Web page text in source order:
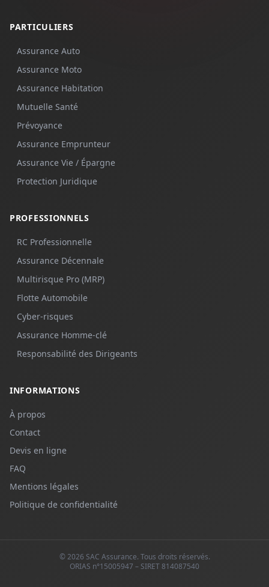
PARTICULIERS
Assurance Auto
Assurance Moto
Assurance Habitation
Mutuelle Santé
Prévoyance
Assurance Emprunteur
Assurance Vie / Épargne
Protection Juridique
PROFESSIONNELS
RC Professionnelle
Assurance Décennale
Multirisque Pro (MRP)
Flotte Automobile
Cyber-risques
Assurance Homme-clé
Responsabilité des Dirigeants
INFORMATIONS
À propos
Contact
Devis en ligne
FAQ
Mentions légales
Politique de confidentialité
©2026 SAC Assurance. Tous droits réservés.
ORIAS n°15005947 – SIRET814087540